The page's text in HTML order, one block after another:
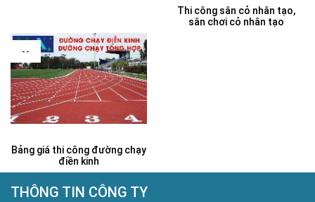
Thi công sân cỏ nhân tạo,
sân chơi cỏ nhân tạo
--
Bảng giá thi công đường chạy
điền kinh
THÔNG TIN CÔNG TY